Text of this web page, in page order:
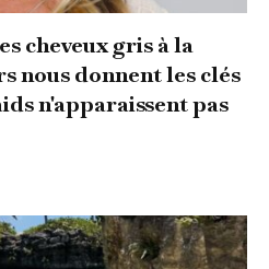
cheveux gris à la
nous donnent les clés
n'apparaissent pas